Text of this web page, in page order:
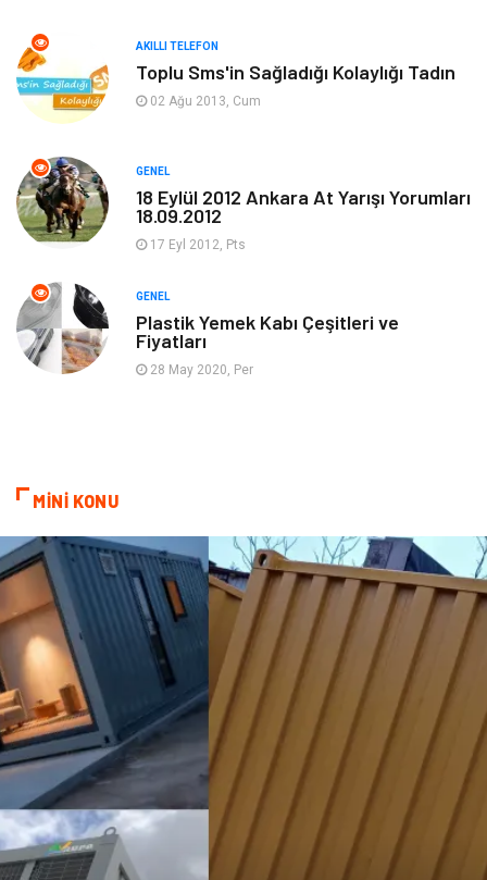
Dekorasyon Tatil
Makine
Güzellik & Bakım
Organizasyon
Hizmet
Aksesuar
AKILLI TELEFON
Toplu Sms'in Sağladığı Kolaylığı Tadın
02 Ağu 2013, Cum
GENEL
18 Eylül 2012 Ankara At Yarışı Yorumları
18.09.2012
17 Eyl 2012, Pts
GENEL
Plastik Yemek Kabı Çeşitleri ve
Fiyatları
28 May 2020, Per
MİNİ KONU